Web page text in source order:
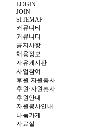
LOGIN
JOIN
SITEMAP
커뮤니티
커뮤니티
공지사항
채용정보
자유게시판
사업참여
후원·자원봉사
후원·자원봉사
후원안내
자원봉사안내
나눔가게
자료실